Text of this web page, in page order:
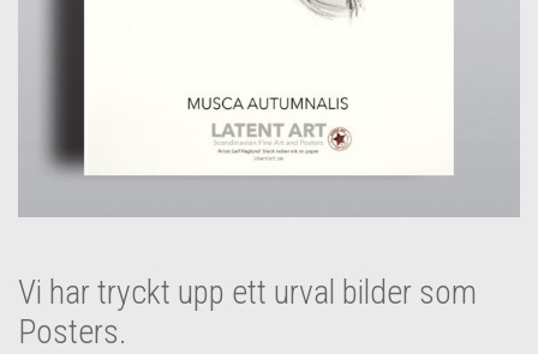
Vi har tryckt upp ett urval bilder som
Posters.